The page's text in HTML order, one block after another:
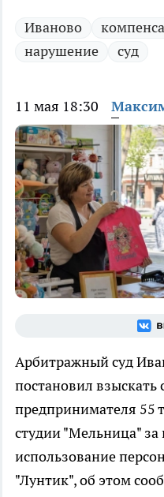
Иваново
нарушение
суд
11 мая 18:30
Арбитражный суд
постановил взыскать
предпринимателя 55
студии "Мельница" за
использование
"Лунтик", об этом